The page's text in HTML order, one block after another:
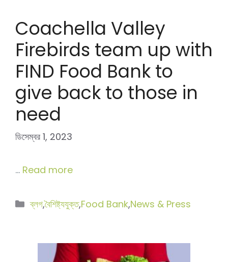
Coachella Valley
Firebirds team up with
FIND Food Bank to
give back to those in
need
ডিসেম্বর 1, 2023
… Read more
বিভাগ
ব্লগ,বৈশিষ্ট্যযুক্ত,Food Bank,News & Press